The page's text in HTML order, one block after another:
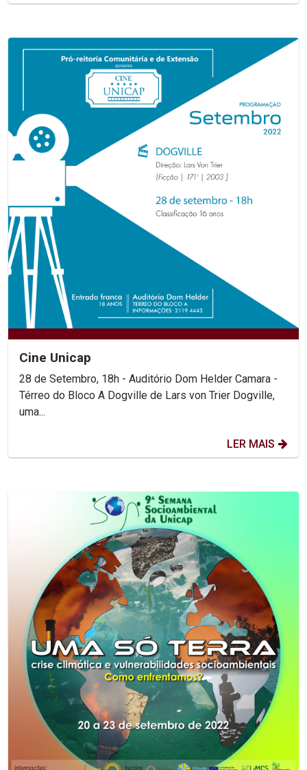
Cine Unicap
28 de Setembro, 18h - Auditório Dom Helder Camara -
Térreo do Bloco A Dogville de Lars von Trier Dogville,
uma...
LER MAIS